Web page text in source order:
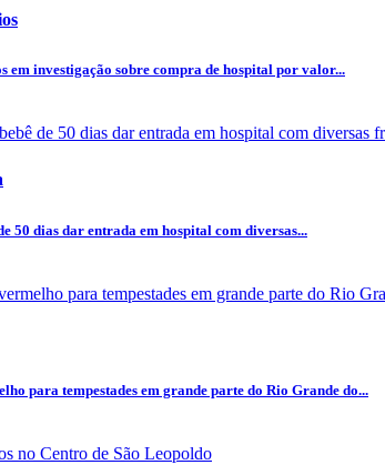
em investigação sobre compra de hospital por valor...
50 dias dar entrada em hospital com diversas...
para tempestades em grande parte do Rio Grande do...